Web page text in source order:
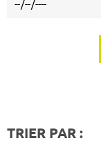
TRIER PAR :